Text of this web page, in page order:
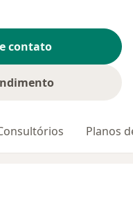
contato
Planos